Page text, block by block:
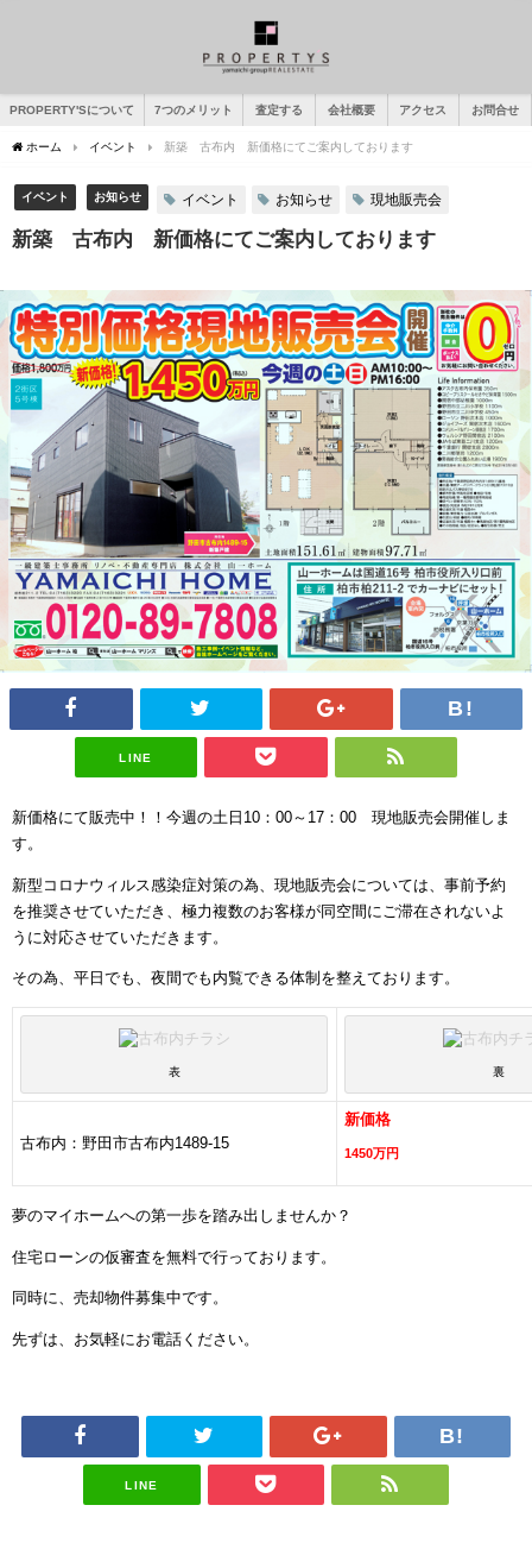
PROPERTY'Sについて 7つのメリット 査定する 会社概要 アクセス お問合せ
ホーム イベント 新築 古布内 新価格にてご案内しております
イベント お知らせ イベント お知らせ 現地販売会
新築 古布内 新価格にてご案内しております
LINE
新価格にて販売中！！今週の土日10：00～17：00 現地販売会開催しま
す。
新型コロナウィルス感染症対策の為、現地販売会については、事前予約
を推奨させていただき、極力複数のお客様が同空間にご滞在されないよ
うに対応させていただきます。
その為、平日でも、夜間でも内覧できる体制を整えております。
表 裏
古布内：野田市古布内1489-15
新価格
1450万円
夢のマイホームへの第一歩を踏み出しませんか？
住宅ローンの仮審査を無料で行っております。
同時に、売却物件募集中です。
先ずは、お気軽にお電話ください。
LINE